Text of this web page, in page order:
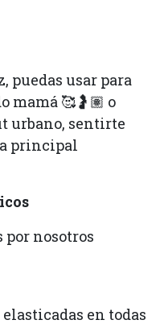
puedas usar para
mamá 🥰🤰🏽 o
urbano, sentirte
principal
por nosotros
elasticadas en todas